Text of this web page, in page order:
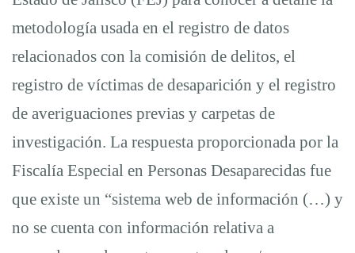
metodología usada en el registro de datos
relacionados con la comisión de delitos, el
registro de víctimas de desaparición y el registro
de averiguaciones previas y carpetas de
investigación. La respuesta proporcionada por la
Fiscalía Especial en Personas Desaparecidas fue
que existe un “sistema web de información (…) y
no se cuenta con información relativa a